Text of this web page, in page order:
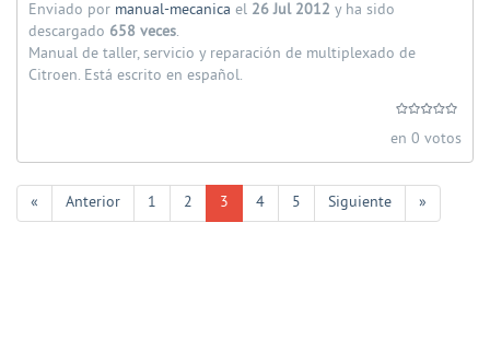
Enviado por manual-mecanica el 26 Jul 2012 y ha sido
descargado 658 veces.
Manual de taller, servicio y reparación de multiplexado de
Citroen. Está escrito en español.
en 0 votos
« Anterior 1 2 3 4 5 Siguiente »